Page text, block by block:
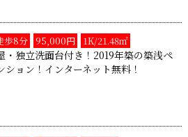
歩8分 95,000円 1K/21.48㎡
・独立洗面台付き！2019年築の築浅ペ
ション！インターネット無料！